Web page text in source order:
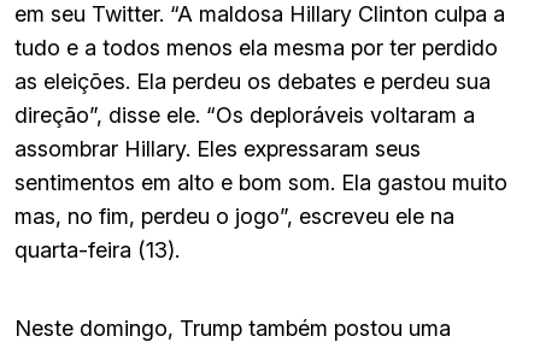
em seu Twitter. “A maldosa Hillary Clinton culpa a
tudo e a todos menos ela mesma por ter perdido
as eleições. Ela perdeu os debates e perdeu sua
direção”, disse ele. “Os deploráveis voltaram a
assombrar Hillary. Eles expressaram seus
sentimentos em alto e bom som. Ela gastou muito
mas, no fim, perdeu o jogo”, escreveu ele na
quarta-feira (13).
Neste domingo, Trump também postou uma